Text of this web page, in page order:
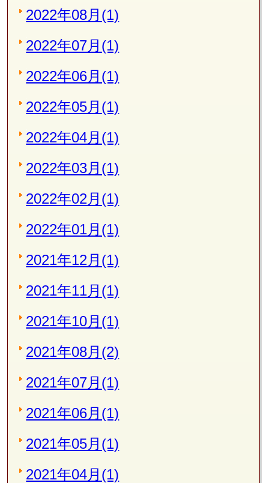
2022年08月(1)
2022年07月(1)
2022年06月(1)
2022年05月(1)
2022年04月(1)
2022年03月(1)
2022年02月(1)
2022年01月(1)
2021年12月(1)
2021年11月(1)
2021年10月(1)
2021年08月(2)
2021年07月(1)
2021年06月(1)
2021年05月(1)
2021年04月(1)